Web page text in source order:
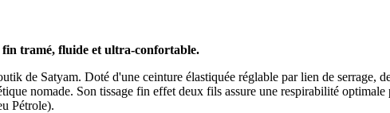
tramé, fluide et ultra-confortable.
Satyam. Doté d'une ceinture élastiquée réglable par lien de serrage,
nomade. Son tissage fin effet deux fils assure une respirabilité
Pétrole).